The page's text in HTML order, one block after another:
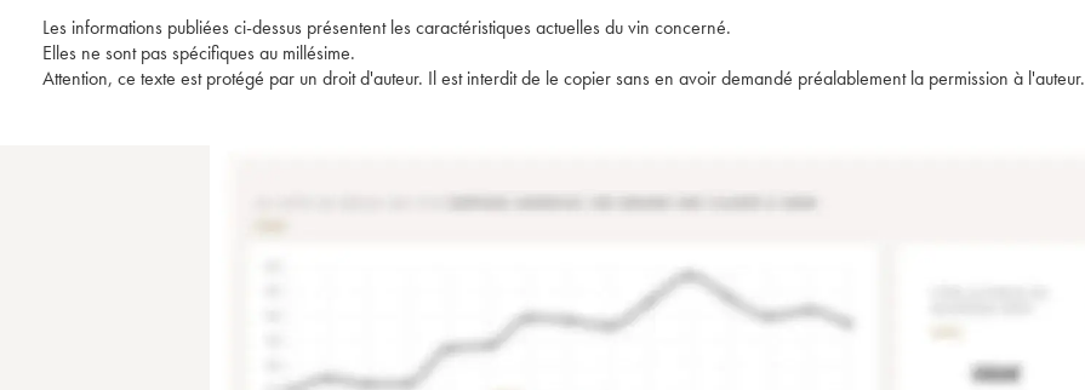
Les informations publiées ci-dessus présentent les caractéristiques actuelles du vin concerné.
Elles ne sont pas spécifiques au millésime.
Attention, ce texte est protégé par un droit d'auteur. Il est interdit de le copier sans en avoir demandé préalablement la permission à l'auteur.